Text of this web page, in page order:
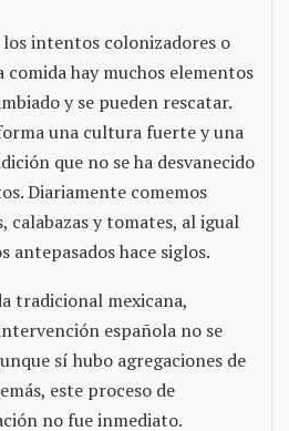
los intentos colonizadores o
comida hay muchos elementos
y se pueden rescatar.
una cultura fuerte y una
que no se ha desvanecido
Diariamente comemos
y tomates, al igual
antepasados hace siglos.
tradicional mexicana,
española no se
sí hubo agregaciones de
este proceso de
no fue inmediato.